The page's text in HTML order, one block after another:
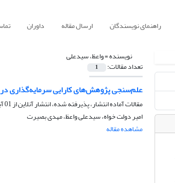
راهنمای نویسندگان ارسال مقاله داوران
نویسنده =واعظ، سیدعلی
تعداد مقالات: 1
علم‌سنجی پژوهش‌های کارایی سرمایه‌گذاری در
مقالات آماده انتشار، پذیرفته شده، انتشار آنلاین از01 آبان 1401
امیر دولت خواه، سیدعلی واعظ، مهدی بصیرت
مشاهده مقاله